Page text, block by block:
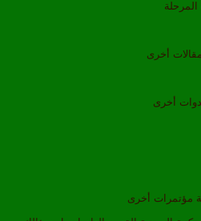
مقالات أخرى
أخرى
مؤتمرات أخرى